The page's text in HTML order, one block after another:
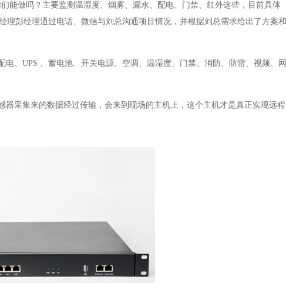
能做吗？主要监测温湿度、烟雾、漏水、配电、门禁、红外这些，目前具体
彭经理通过电话、微信与刘总沟通项目情况，并根据刘总需求给出了方案和
电、 UPS 、蓄电池、开关电源、空调、温湿度、门禁、消防、防雷、视频、网
采集来的数据经过传输，会来到现场的主机上，这个主机才是真正实现远程